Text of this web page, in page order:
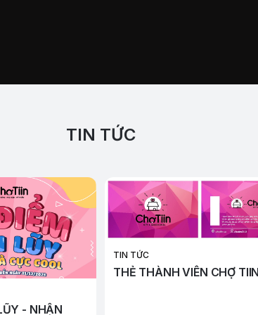
TIN TỨC
- NHẬN
TIN TỨC
THẺ THÀNH VIÊN CHỢ